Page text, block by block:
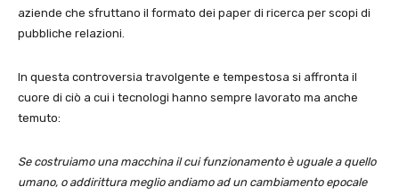
aziende che sfruttano il formato dei paper di ricerca per scopi di
pubbliche relazioni.
In questa controversia travolgente e tempestosa si affronta il
cuore di ciò a cui i tecnologi hanno sempre lavorato ma anche
temuto:
Se costruiamo una macchina il cui funzionamento è uguale a quello
umano, o addirittura meglio andiamo ad un cambiamento epocale